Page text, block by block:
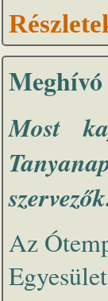
Meghívó
Most
Az